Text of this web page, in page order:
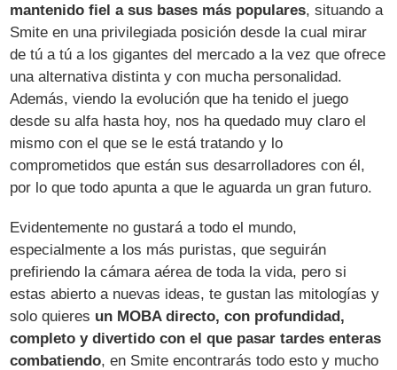
mantenido fiel a sus bases más populares, situando a
Smite en una privilegiada posición desde la cual mirar
de tú a tú a los gigantes del mercado a la vez que ofrece
una alternativa distinta y con mucha personalidad.
Además, viendo la evolución que ha tenido el juego
desde su alfa hasta hoy, nos ha quedado muy claro el
mismo con el que se le está tratando y lo
comprometidos que están sus desarrolladores con él,
por lo que todo apunta a que le aguarda un gran futuro.
Evidentemente no gustará a todo el mundo,
especialmente a los más puristas, que seguirán
prefiriendo la cámara aérea de toda la vida, pero si
estas abierto a nuevas ideas, te gustan las mitologías y
solo quieres un MOBA directo, con profundidad,
completo y divertido con el que pasar tardes enteras
combatiendo, en Smite encontrarás todo esto y mucho